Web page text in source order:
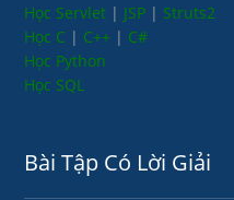
Học Servlet | JSP | Struts2
Học C | C++ | C#
Học Python
Học SQL
Bài Tập Có Lời Giải